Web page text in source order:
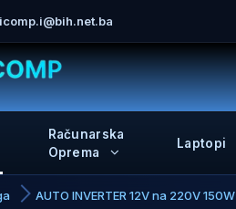
Računarska
Oprema
Laptopi
AUTO INVERTER 12V na 220V 150W